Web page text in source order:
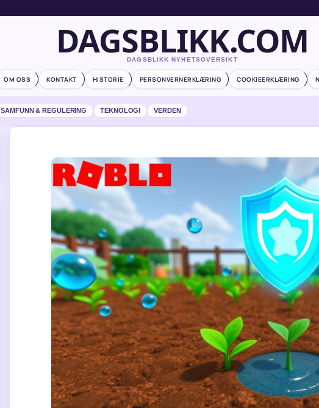
DAGSBLIKK.COM
DAGSBLIKK NYHETSOVERSIKT
OM OSS KONTAKT HISTORIE PERSONVERNERKLÆRING COOKIEERKLÆRING
SAMFUNN & REGULERING TEKNOLOGI VERDEN